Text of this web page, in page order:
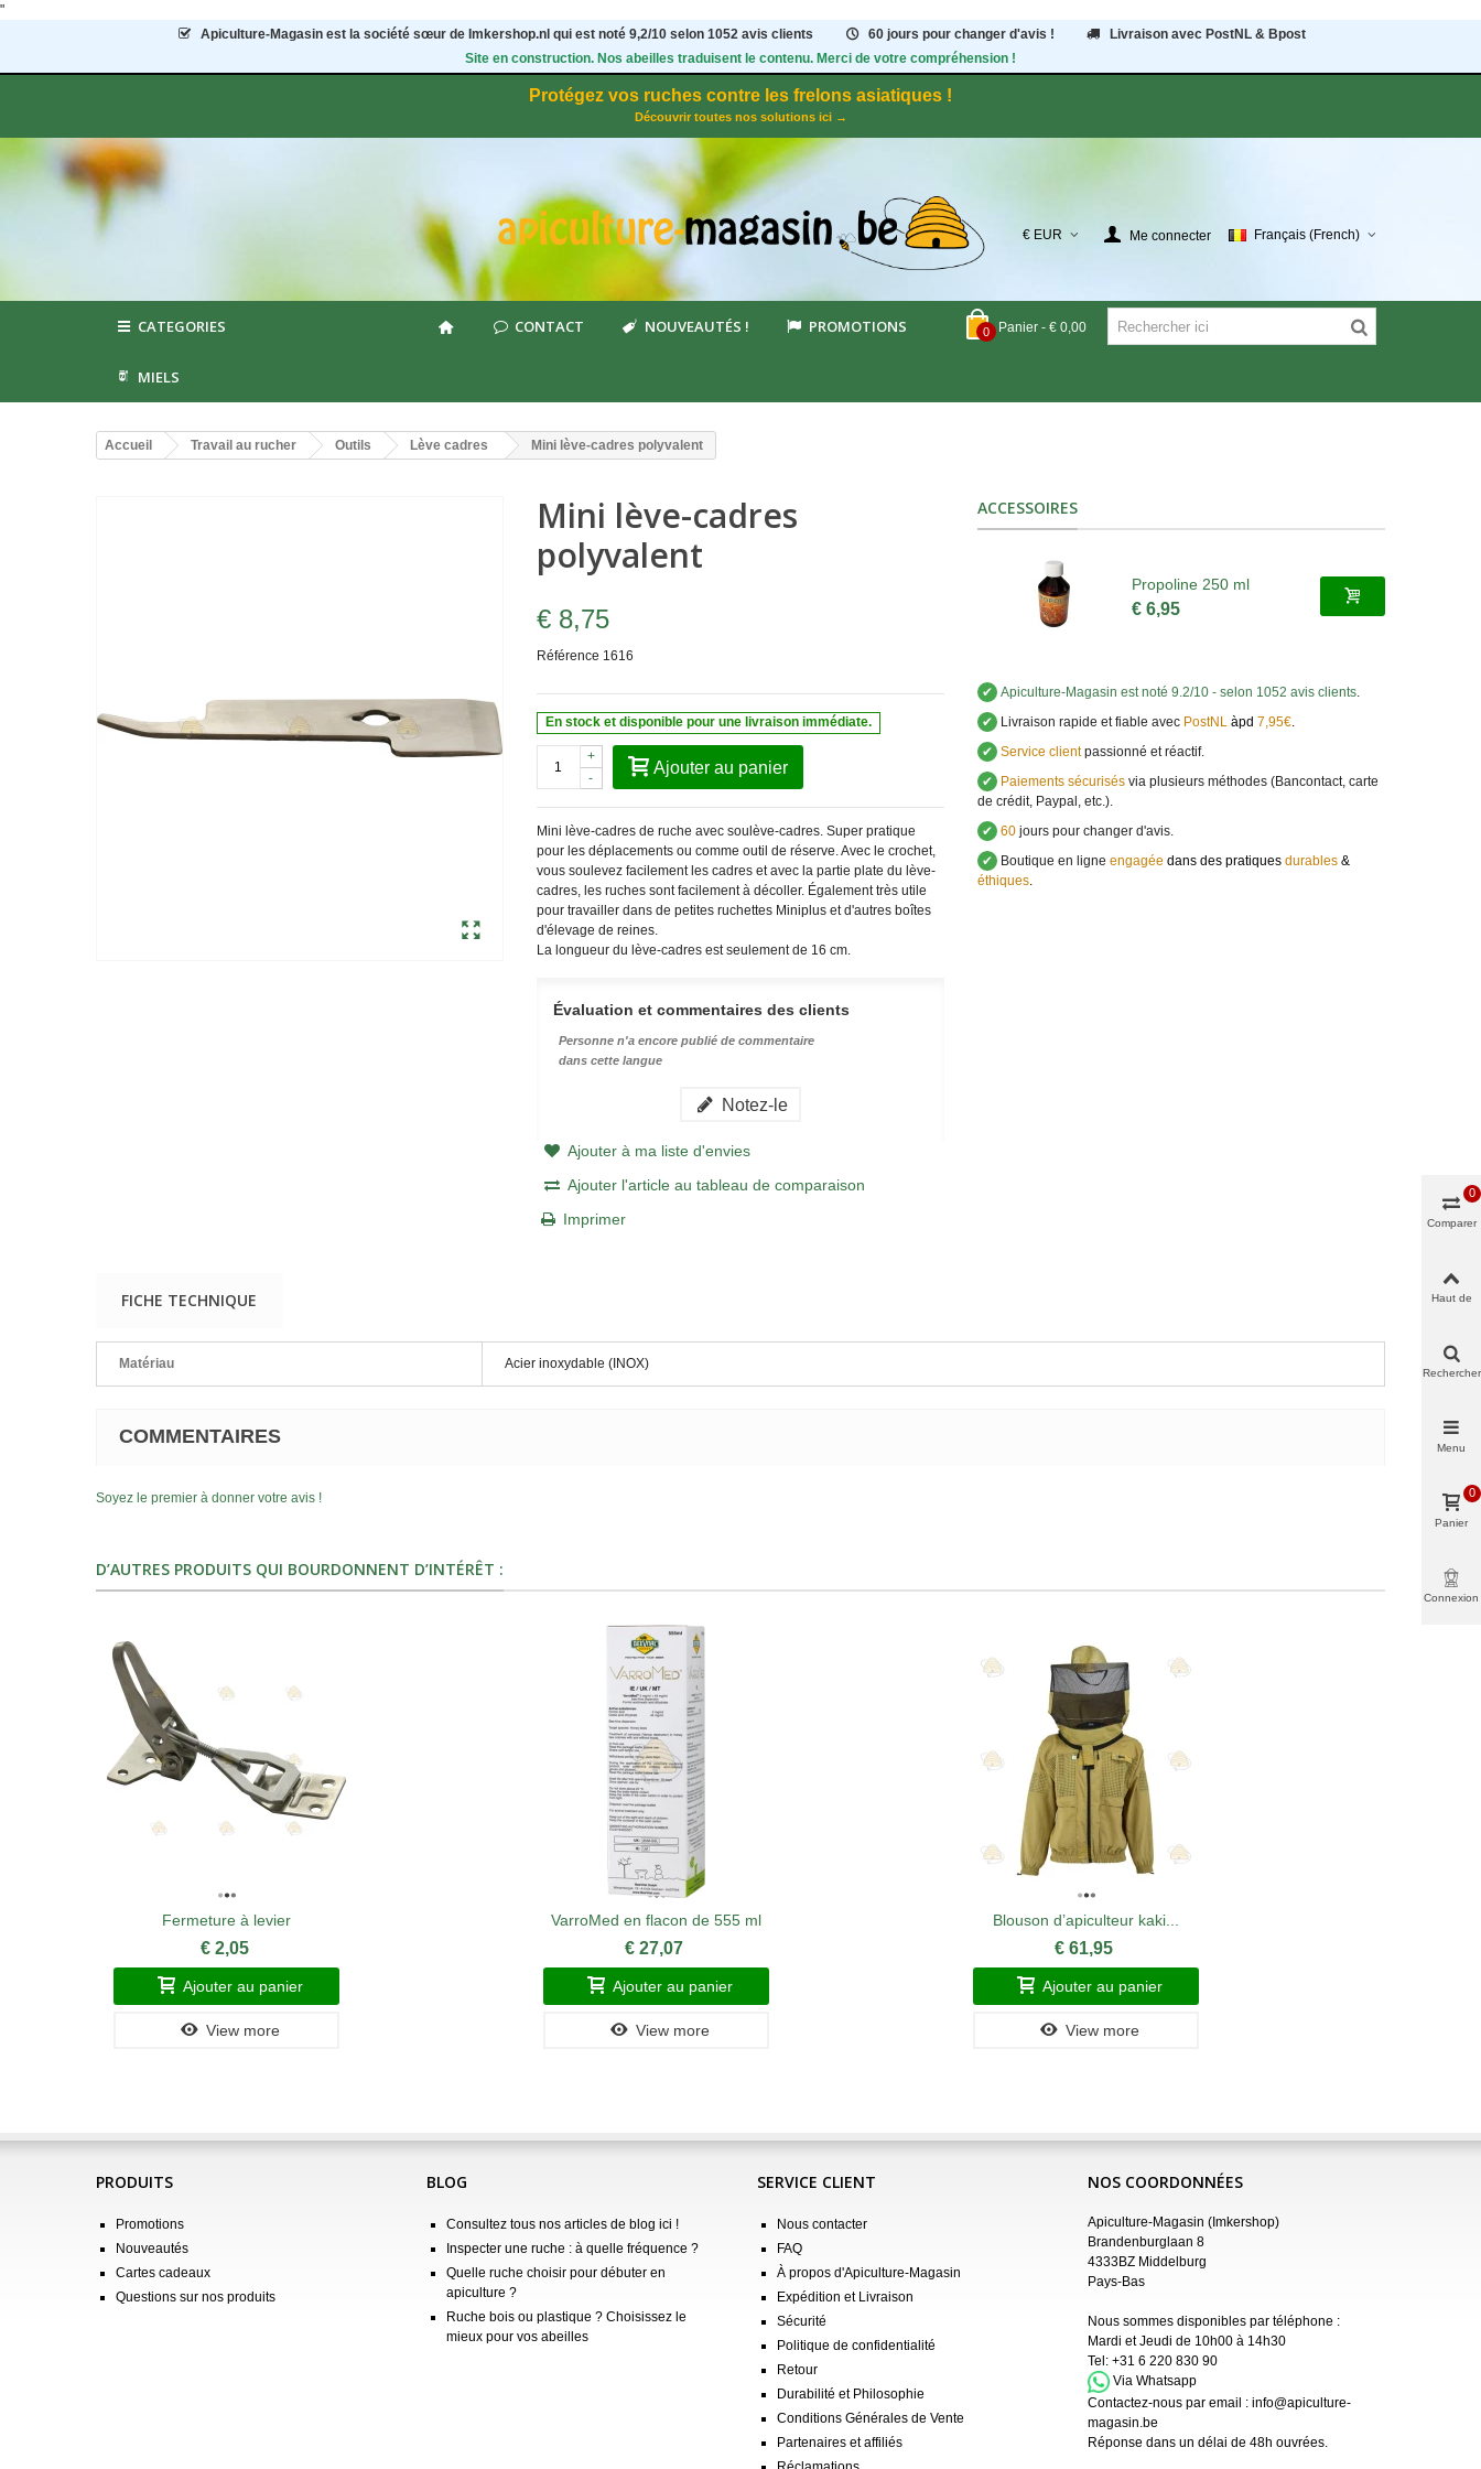
"
Apiculture-Magasin est la société sœur de Imkershop.nl qui est noté 9,2/10 selon 1052avis clients 60 jours pour changer d'avis !
Livraison avec PostNL & Bpost
Site en construction. Nos abeilles traduisent le contenu. Merci de votre compréhension !
Protégez vos ruches contre les frelons asiatiques !
Découvrir toutes nos solutions ici →
€ EUR Me connecter Français (French)
0 Panier - € 0,00
CATEGORIES CONTACT NOUVEAUTÉS ! PROMOTIONS
MIELS
Accueil Travail au rucher Outils Lève cadres Mini lève-cadres polyvalent
Mini lève-cadres
polyvalent
€ 8,75
Référence 1616
En stock et disponible pour une livraison immédiate.
-
+
Ajouter au panier
Mini lève-cadres de ruche avec soulève-cadres. Super pratique
pour les déplacements ou comme outil de réserve. Avec le crochet,
vous soulevez facilement les cadres et avec la partie plate du lève-
cadres, les ruches sont facilement à décoller. Également très utile
pour travailler dans de petites ruchettes Miniplus et d'autres boîtes
d'élevage de reines.
La longueur du lève-cadres est seulement de 16 cm.
Évaluation et commentaires des clients
Personne n'a encore publié de commentaire
dans cette langue
Notez-le
Ajouter à ma liste d'envies
Ajouter l'article au tableau de comparaison
Imprimer
ACCESSOIRES
Propoline 250 ml
€ 6,95
✔ Apiculture-Magasin est noté 9.2/10 - selon 1052 avis clients.
✔ Livraison rapide et fiable avecPostNL àpd 7,95€.
✔ Service clientpassionné et réactif.
✔ Paiements sécurisésvia plusieurs méthodes (Bancontact, carte
de crédit, Paypal, etc.).
✔ 60jours pour changer d'avis.
✔ Boutique en ligne engagée dans des pratiques durables&
éthiques.
FICHE TECHNIQUE
Matériau Acier inoxydable (INOX)
COMMENTAIRES
Soyez le premier à donner votre avis !
D’AUTRES PRODUITS QUI BOURDONNENT D’INTÉRÊT :
Fermeture à levier
€ 2,05
Ajouter au panier
View more
VarroMed en flacon de 555 ml
€ 27,07
Ajouter au panier
View more
Blouson d’apiculteur kaki...
€ 61,95
Ajouter au panier
View more
PRODUITS
Promotions
Nouveautés
Cartes cadeaux
Questions sur nos produits
BLOG
Consultez tous nos articles de blog ici !
Inspecter une ruche : à quelle fréquence ?
Quelle ruche choisir pour débuter en
apiculture ?
Ruche bois ou plastique ? Choisissez le
mieux pour vos abeilles
SERVICE CLIENT
Nous contacter
FAQ
À propos d'Apiculture-Magasin
Expédition et Livraison
Sécurité
Politique de confidentialité
Retour
Durabilité et Philosophie
Conditions Générales de Vente
Partenaires et affiliés
NOS COORDONNÉES
Apiculture-Magasin (Imkershop)
Brandenburglaan 8
4333BZ Middelburg
Pays-Bas
Nous sommes disponibles par téléphone :
Mardi et Jeudi de 10h00 à 14h30
Tel: +31 6 220 830 90
Via Whatsapp
Contactez-nous par email : info@apiculture-
magasin.be
Réponse dans un délai de 48h ouvrées.
Comparer
0
Haut de
Rechercher
Menu
Panier
0
Connexion